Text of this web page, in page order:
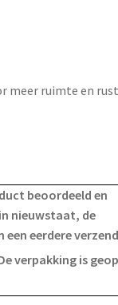
meer ruimte en
beoordeeld en
nieuwstaat, de
eerdere
verpakking is